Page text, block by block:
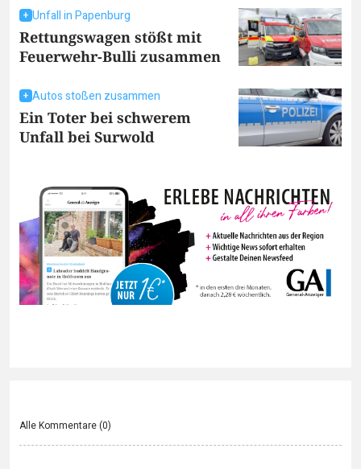
Unfall in Papenburg
Rettungswagen stößt mit
Feuerwehr-Bulli zusammen
Autos stoßen zusammen
Ein Toter bei schwerem
Unfall bei Surwold
Alle Kommentare (0)